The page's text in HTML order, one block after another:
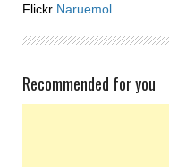
Flickr Naruemol
Recommended for you